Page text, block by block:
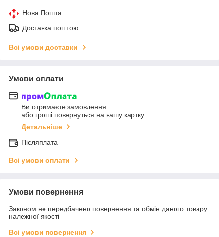
Нова Пошта
Доставка поштою
Всі умови доставки
Умови оплати
Ви отримаєте замовлення
або гроші повернуться на вашу картку
Детальніше
Післяплата
Всі умови оплати
Умови повернення
Законом не передбачено повернення та обмін даного товару
належної якості
Всі умови повернення